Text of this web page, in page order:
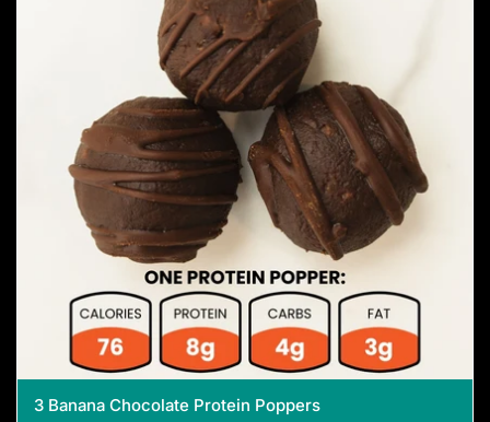
3 Banana Chocolate Protein Poppers